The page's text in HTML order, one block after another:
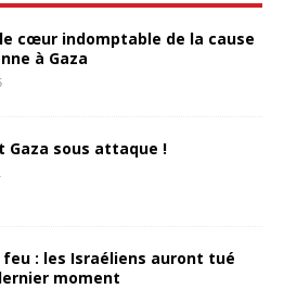
cœur indomptable de la cause
à Gaza
Gaza sous attaque !
feu : les Israéliens auront tué
moment